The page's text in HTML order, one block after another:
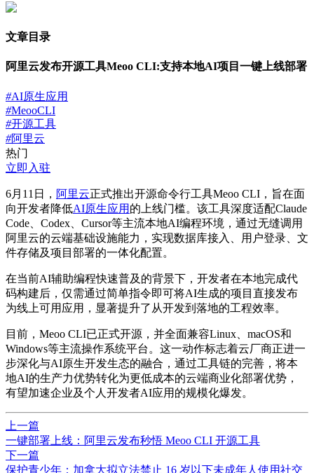
文章目录
阿里云发布开源工具Meoo CLI:支持本地AI项目一键上线部署
#AI原生应用
#MeooCLI
#开源工具
#阿里云
热门
立即入驻
6月11日， 阿里云正式推出开源命令行工具Meoo CLI，旨在面
向开发者降低AI原生应用 的上线门槛。该工具深度适配Claude
Code、Codex、Cursor等主流本地AI编程环境，通过无缝调用
阿里云的云端基础设施能力，实现数据库接入、用户登录、文
件存储及项目部署的一体化配置。
在当前AI辅助编程快速普及的背景下，开发者在本地完成代
码构建后，仅需通过简单指令即可将AI生成的项目直接发布
为线上可用应用，显著提升了从开发到落地的工程效率。
目前，Meoo CLI已正式开源，并全面兼容Linux、macOS和
Windows等主流操作系统平台。这一动作标志着云厂商正进一
步深化与AI原生开发生态的融合，通过工具链的完善，将本
地AI的生产力优势转化为更低成本的云端商业化部署优势，
有望加速企业及个人开发者AI应用的规模化爆发。
上一篇
一键部署上线：阿里云发布秒悟 Meoo CLI 开源工具
下一篇
保护青少年：加拿大拟立法禁止 16 岁以下未成年人使用社交